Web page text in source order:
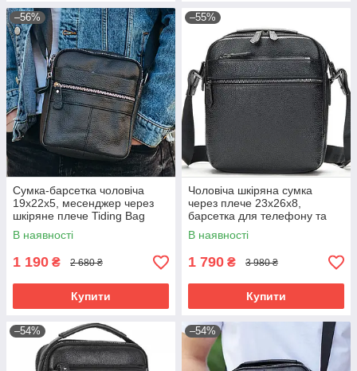
–56%
Сумка-барсетка чоловіча
19х22х5, месенджер через
шкіряне плече Tiding Bag
BON6165 чорний
В наявності
1 190 ₴ 2 680 ₴
Купити
–55%
Чоловіча шкіряна сумка
через плече 23х26х8,
барсетка для телефону та
документів Tiding Bag 711511
чорна
В наявності
1 790 ₴ 3 980 ₴
Купити
–54% –54%